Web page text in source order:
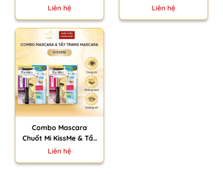
Me Heroine Make
Bản 0.07g
Liên hệ
Liquid Eyeliner Super
Liên hệ
Combo Mascara
Chuốt Mi KissMe & Tẩy
Trang Mascara KissMe
Liên hệ